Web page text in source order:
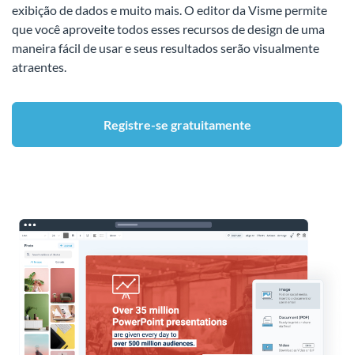
exibição de dados e muito mais. O editor da Visme permite
que você aproveite todos esses recursos de design de uma
maneira fácil de usar e seus resultados serão visualmente
atraentes.
Registre-se gratuitamente